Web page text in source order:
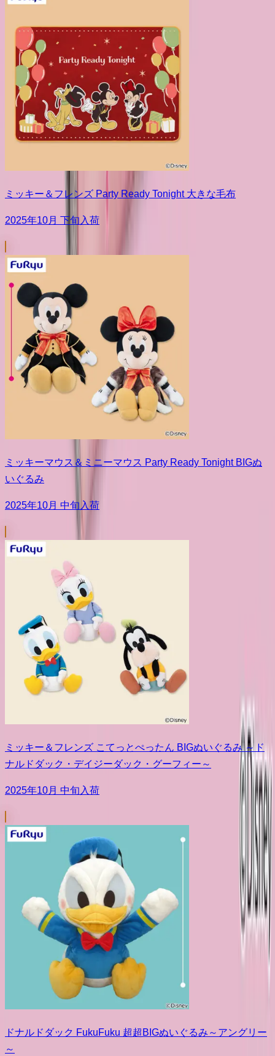
ミッキー＆フレンズ Party Ready Tonight 大きな毛布
2025年10月 下旬入荷
ミッキーマウス＆ミニーマウス Party Ready Tonight BIGぬ
いぐるみ
2025年10月 中旬入荷
ミッキー＆フレンズ こてっとぺったん BIGぬいぐるみ ～ド
ナルドダック・デイジーダック・グーフィー～
2025年10月 中旬入荷
ドナルドダック FukuFuku 超超BIGぬいぐるみ～アングリー
～